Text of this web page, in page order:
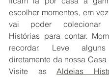
escolher momentos, em
vai poder colecionar
Histórias para contar.
recordar. Leve
diretamente da nossa
Visite as Aldeias